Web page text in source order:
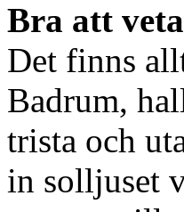
Bra att
Det finns
Badrum,
trista och
in solljuset